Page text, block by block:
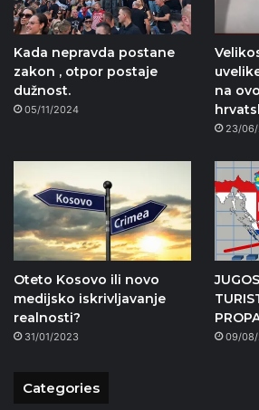
Kada nepravda postane
zakon , otpor postaje
dužnost.
05/11/2024
na
23/
Oteto Kosovo ili novo
medijsko iskrivljavanje
realnosti?
31/01/2023 09/
Categories